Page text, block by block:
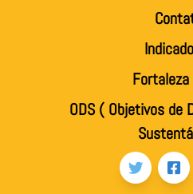
ODS ( Objetivos de